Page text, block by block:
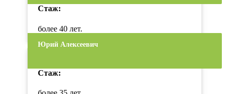
Стаж:
более 40 лет.
Юрий Алексеевич
Стаж: